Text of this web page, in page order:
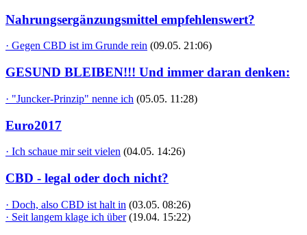
Nahrungsergänzungsmittel empfehlenswert?
· Gegen CBD ist im Grunde rein (09.05. 21:06)
GESUND BLEIBEN!!! Und immer daran denken:
· "Juncker-Prinzip" nenne ich (05.05. 11:28)
Euro2017
· Ich schaue mir seit vielen (04.05. 14:26)
CBD - legal oder doch nicht?
· Doch, also CBD ist halt in (03.05. 08:26)
· Seit langem klage ich über (19.04. 15:22)